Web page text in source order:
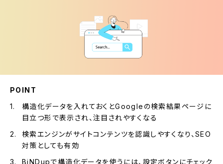
POINT
構造化データを入れておくとGoogleの検索結果ページに
目立つ形で表示され、注目されやすくなる
検索エンジンがサイトコンテンツを認識しやすくなり、SEO
対策としても有効
BiNDupで構造化データを使うには、設定ボタンにチェック